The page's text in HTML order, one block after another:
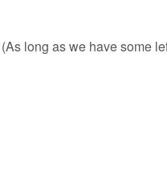
long as we have some